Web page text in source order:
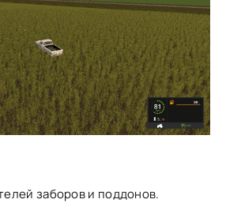
заборов и поддонов.